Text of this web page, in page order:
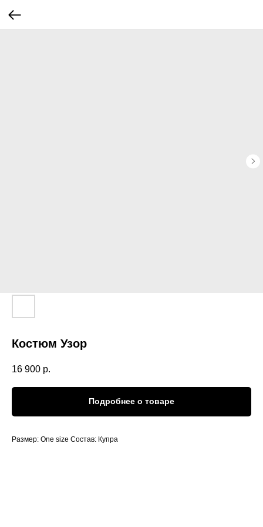
Костюм Узор
16 900 р.
Подробнее о товаре
Размер: One size Состав: Купра